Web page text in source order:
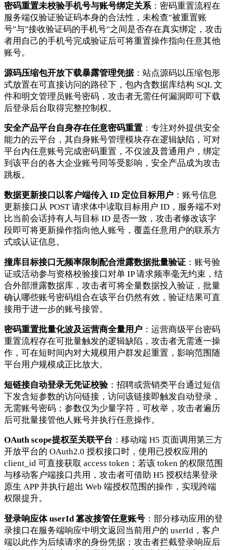
密码重置未校验手机号与账号绑定关系 ：密码重置流程在
服务端仅验证验证码本身的合法性，未检查"被重置账
号"与"接收验证码的手机号"之间是否存在真实绑定，攻击
者用自己的手机号完成验证后可将重置操作指向任意其他
账号。
源码压缩包开放下载暴露管理凭据：站点源码以压缩包形
式放置在可直接访问的路径下，包内含数据库结构 SQL 文
件和明文管理员账号密码，攻击者无需任何漏洞即可下载
后登录后台取得完整控制权。
安全产品平台自身存在任意密码重置 ：专注对外提供安全
能力的云平台，其自身账号管理模块存在逻辑缺陷，可对
平台内任意账号完成密码重置，不仅波及普通用户，绑定
到该平台的各大企业账号同等受影响，安全产品成为攻击
跳板。
数据更新接口以客户端传入 ID 定位目标用户 ：账号信息
更新接口从 POST 请求体中读取目标用户 ID，服务端不对
比当前会话持有人与目标 ID 是否一致，攻击者修改该字
段即可将更新操作指向他人账号，覆盖任意用户的联系方
式或认证信息。
撞库目标接口无频率限制配合泄露数据批量验证 ：账号验
证或活动参与资格校验接口对单 IP 请求频率毫无约束，结
合外部泄露数据库，攻击者可将全量数据投入验证，批量
确认哪些账号密码组合在该平台仍然有效，验证结果可直
接用于进一步的账号接管。
密码重置批量化波及运营商全量用户 ：运营商级平台密码
重置流程存在可批量触发的逻辑缺陷，攻击者无需逐一操
作，可在短时间内对大规模用户群发起重置，影响范围随
平台用户规模成正比放大。
短链接自动登录无凭证校验：招聘或营销类平台通过短信
下发含短参数的访问链接，访问该链接即触发自动登录，
无需账号密码；参数仅为少量字符，可枚举，攻击者遍历
后可批量接管他人账号并执行任意操作。
OAuth scope提权至关联平台 ：移动端 H5 页面调用第三方
开放平台的 OAuth2.0 授权接口时，使用已授权应用的
client_id 可直接获取 access token；若该 token 的权限范围
与移动客户端接口共用，攻击者可借助 H5 授权结果登录
原生 APP 并执行超出 Web 端授权范围的操作，实现跨端
权限提升。
登录响应体 userId 篡改接管任意账号 ：部分移动应用的登
录接口在服务端响应中明文返回当前用户的 userId，客户
端以此作为后续请求的身份凭据；攻击者拦截登录响应后